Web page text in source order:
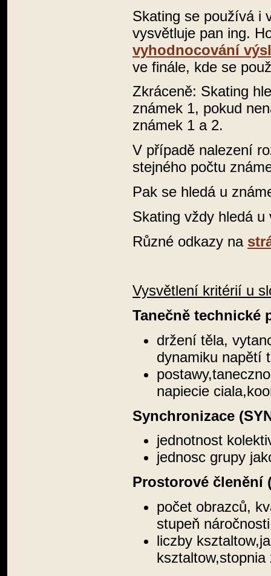
Skating se používá i
vysvětluje pan ing.
vyhodnocování
ve finále, kde se
Zkráceně: Skating
známek 1, pokud
známek 1 a 2.
V případě nalezení
stejného počtu
Pak se hledá u
Skating vždy hledá
Různé odkazy na
Vysvětlení kritérií u
Tanečně technické
držení těla,
dynamiku napětí
napiecie
Synchronizace
jednotnost
jednosc grupy
Prostorové členění
počet obrazců,
stupeň
liczby